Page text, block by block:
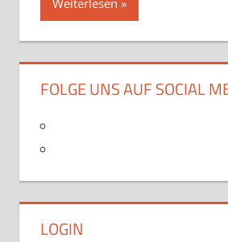
FOLGE UNS AUF SOCIAL
LOGIN